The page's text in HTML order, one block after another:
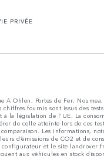
PRIVÉE
A Ohlen, Portes de Fer,
fournis sont issus des
à la législation de l'UE. La
de celle atteinte lors de ces
Les informations,
d’émissions de CO2 et de
et le site
aux véhicules en stock